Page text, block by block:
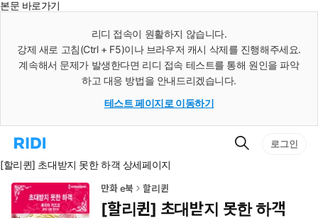
본문 바로가기
리디 접속이 원활하지 않습니다.
강제 새로 고침(Ctrl + F5)이나 브라우저 캐시 삭제를 진행해주세요.
계속해서 문제가 발생한다면 리디 접속 테스트를 통해 원인을 파악
하고 대응 방법을 안내드리겠습니다.
테스트 페이지로 이동하기
리
홈
로
이
검
로그인
[할리퀸] 초대받지 못한 하객 상세페이지
만화 e북 할리퀸
[할리퀸] 초대받지 못한 하객